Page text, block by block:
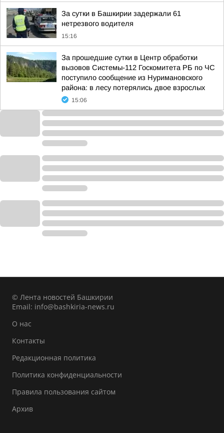
За сутки в Башкирии задержали 61
нетрезвого водителя
15:16
За прошедшие сутки в Центр обработки
вызовов Системы-112 Госкомитета РБ по ЧС
поступило сообщение из Нуримановского
района: в лесу потерялись двое взрослых
15:06
© Лента новостей Башкирии
Email: info@bashkiria-news.ru
О нас
Контакты
Редакционная политика
Политика конфиденциальности
Правила пользования сайтом
Архив